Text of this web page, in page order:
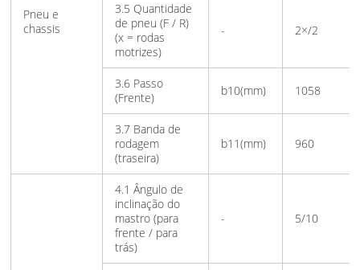
Pneu e
chassis
3.5 Quantidade
de pneu (F / R)
(x = rodas
motrizes)
- 2×/2
3.6 Passo
(Frente)
b10(mm) 1058
3.7 Banda de
rodagem
(traseira)
b11(mm) 960
4.1 Ângulo de
inclinação do
mastro (para
frente / para
trás)
- 5/10